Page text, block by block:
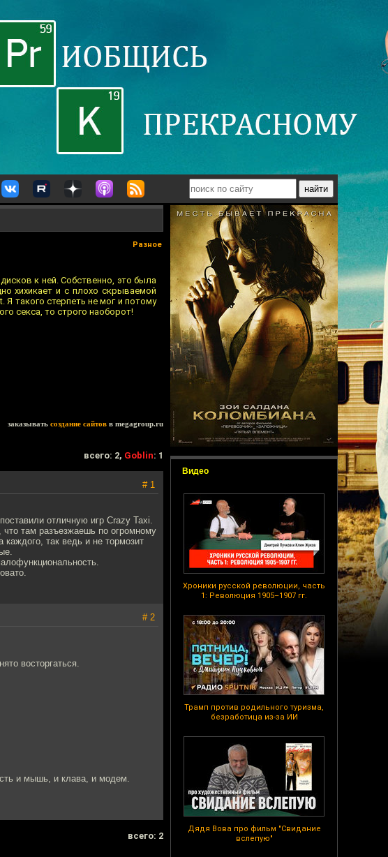
Видео
Хроники русской революции, часть
1: Революция 1905–1907 гг.
Трамп против родильного туризма,
безработица из-за ИИ
Дядя Вова про фильм "Свидание
вслепую"
Разное
к ней. Собственно, это была
хихикает и с плохо скрываемой
такого стерпеть не мог и потому
секса, то строго наоборот!
заказывать создание сайтов в megagroup.ru
всего: 2, Goblin: 1
# 1
отличную игр Crazy Taxi.
что там разъезжаешь по огромному
каждого, так ведь и не тормозит
# 2
восторгаться.
и мышь, и клава, и модем.
всего: 2